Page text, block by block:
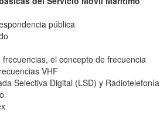
pública
el concepto de frecuencia
VHF
Selectiva Digital (LSD) y Radiotelefonía